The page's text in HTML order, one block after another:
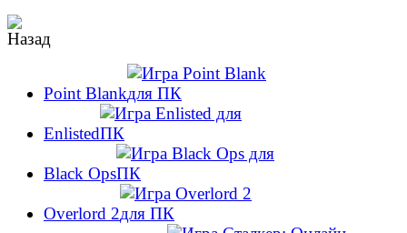
Point Blank
Enlisted
Black Ops
Overlord 2